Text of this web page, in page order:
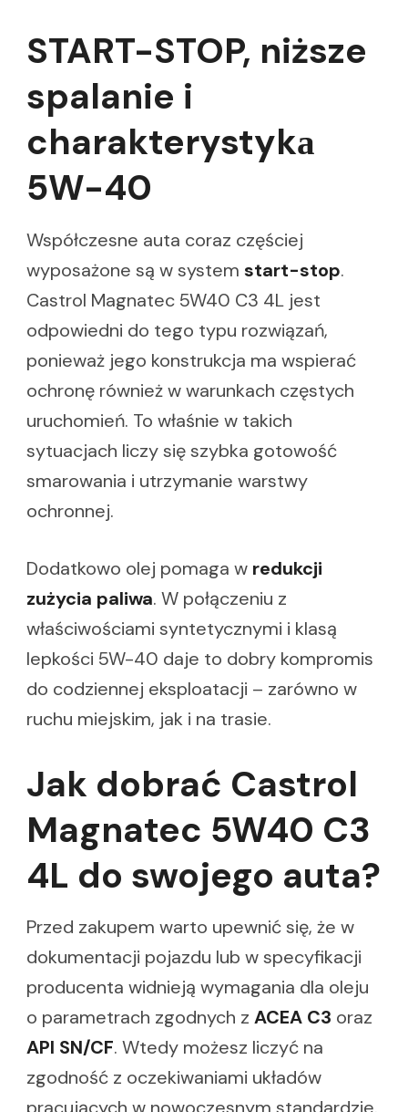
START-STOP, niższe
spalanie i
charakterystykа
5W-40
Współczesne auta coraz częściej
wyposażone są w system start-stop.
Castrol Magnatec 5W40 C3 4L jest
odpowiedni do tego typu rozwiązań,
ponieważ jego konstrukcja ma wspierać
ochronę również w warunkach częstych
uruchomień. To właśnie w takich
sytuacjach liczy się szybka gotowość
smarowania i utrzymanie warstwy
ochronnej.
Dodatkowo olej pomaga w redukcji
zużycia paliwa. W połączeniu z
właściwościami syntetycznymi i klasą
lepkości 5W-40 daje to dobry kompromis
do codziennej eksploatacji – zarówno w
ruchu miejskim, jak i na trasie.
Jak dobrać Castrol
Magnatec 5W40 C3
4L do swojego auta?
Przed zakupem warto upewnić się, że w
dokumentacji pojazdu lub w specyfikacji
producenta widnieją wymagania dla oleju
o parametrach zgodnych z ACEA C3 oraz
API SN/CF. Wtedy możesz liczyć na
zgodność z oczekiwaniami układów